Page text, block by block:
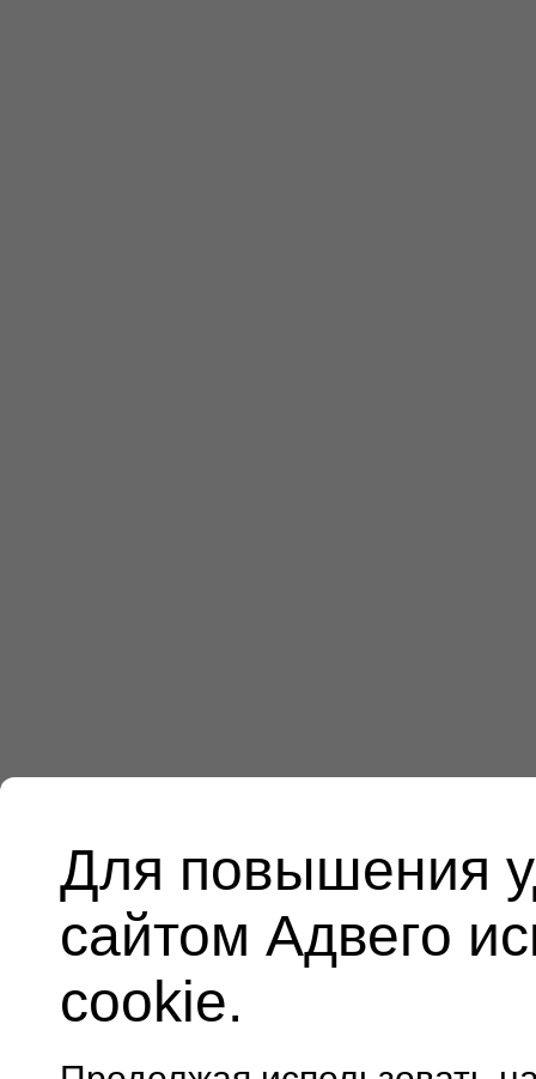
Для повышения
сайтом Адвего
cookie.